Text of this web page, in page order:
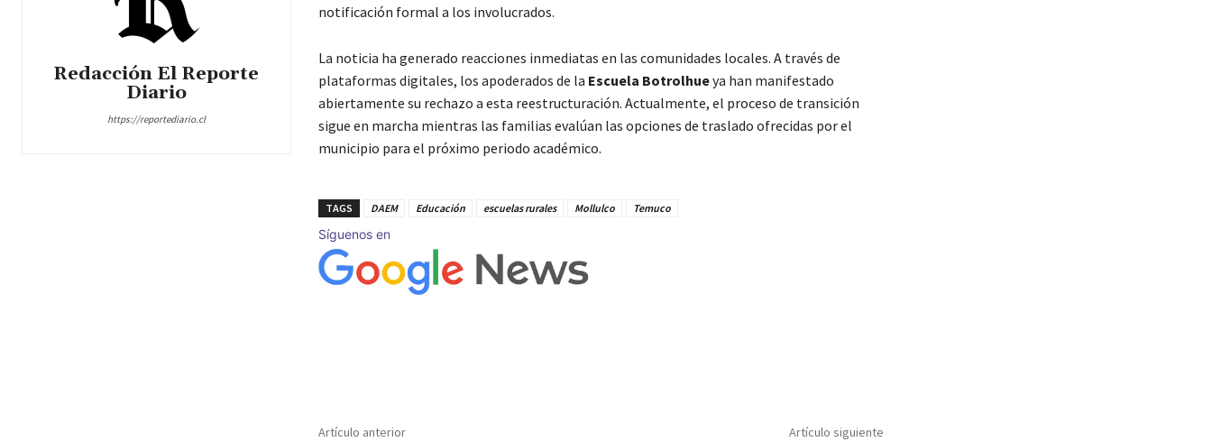
Redacción El Reporte
Diario
https://reportediario.cl
notificación formal a los involucrados.
La noticia ha generado reacciones inmediatas en las comunidades locales. A través de
plataformas digitales, los apoderados de la Escuela Botrolhueya han manifestado
abiertamente su rechazo a esta reestructuración. Actualmente, el proceso de transición
sigue en marcha mientras las familias evalúan las opciones de traslado ofrecidas por el
municipio para el próximo periodo académico.
TAGS DAEM Educación escuelas rurales Mollulco Temuco
Síguenos en
Artículo anterior Artículo siguiente